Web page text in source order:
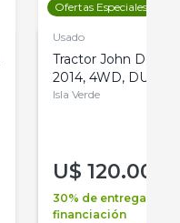
Ofertas Especiales
Usado
Tractor John Deere
2014, 4WD, DUAL
Isla Verde
U$ 120.000
30% de entrega +
financiación